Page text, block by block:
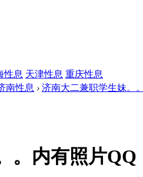
性息 天津性息 重庆性息
南性息 › 济南大二兼职学生妹。
。内有照片QQ